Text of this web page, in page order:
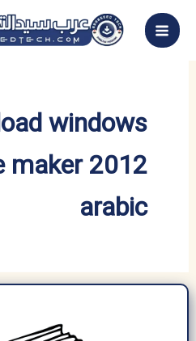
تخطي
إلى
windows
maker 2012
arabic